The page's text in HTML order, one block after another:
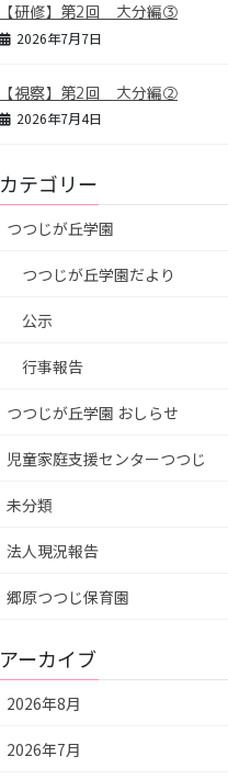
【研修】第2回 大分編③
2026年7月7日
【視察】第2回 大分編②
2026年7月4日
カテゴリー
つつじが丘学園
つつじが丘学園だより
公示
行事報告
つつじが丘学園 おしらせ
児童家庭支援センターつつじ
未分類
法人現況報告
郷原つつじ保育園
アーカイブ
2026年8月
2026年7月